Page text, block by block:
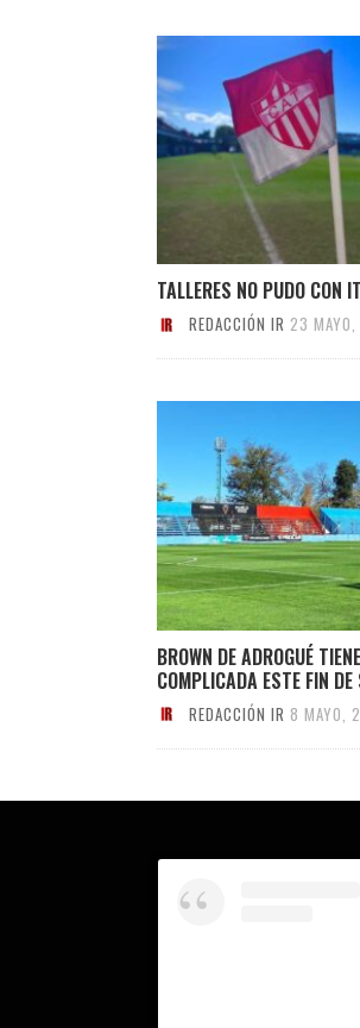
TALLERES NO PUDO CON
REDACCIÓN IR 23
BROWN DE ADROGUÉ
COMPLICADA ESTE FIN DE
REDACCIÓN IR 8 MAYO,